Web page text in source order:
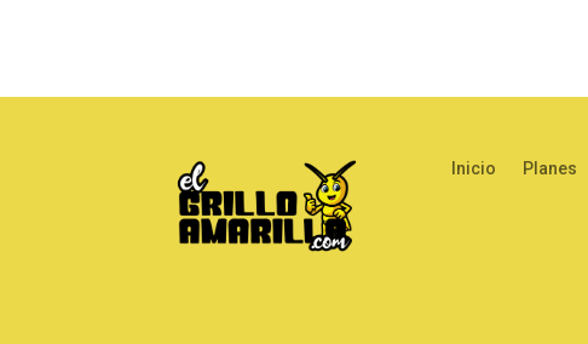
Inicio Planes